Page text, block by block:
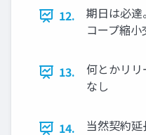
12.
期日は必達
コープ縮小
13.
何とかリ
なし
14. 当然契約